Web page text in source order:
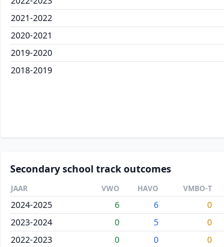
2021-2022
2020-2021
2019-2020
2018-2019
Secondary school track outcomes
JAAR VWO HAVO VMBO-T
2024-2025 6 6 0
2023-2024
0 5 0
2022-2023
0 0 0